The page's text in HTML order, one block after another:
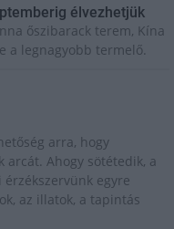
élvezhetjük
őszibarack terem, Kína
a legnagyobb termelő.
arra, hogy
arcát. Ahogy sötétedik, a
egyre
az illatok, a tapintás